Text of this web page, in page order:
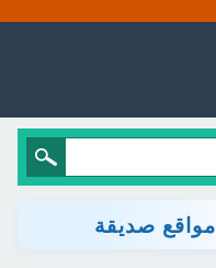
مواقع صديقة